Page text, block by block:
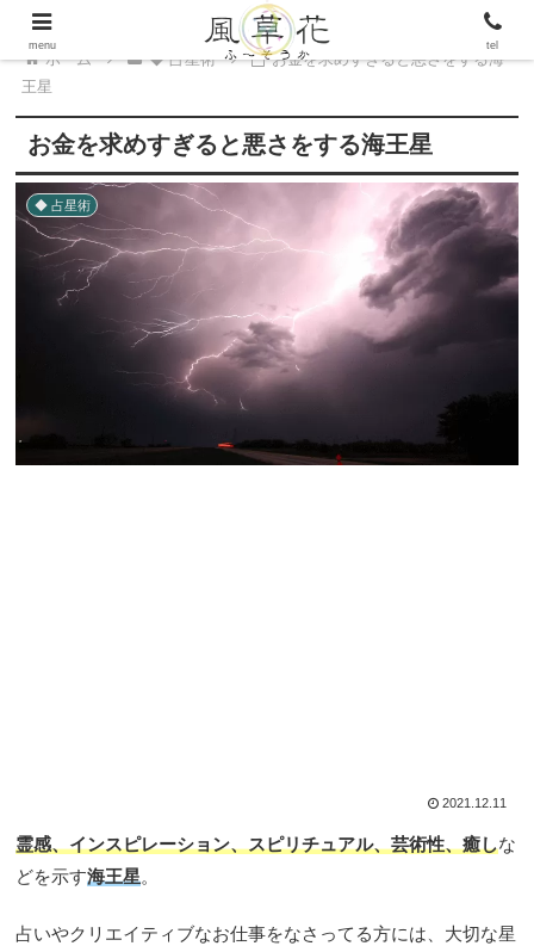
ホーム ◆ 占星術
お金を求めすぎると悪さをする海
王星
お金を求めすぎると悪さをする海王星
◆ 占星術
2021.12.11
霊感、インスピレーション、スピリチュアル、芸術性、癒しな
どを示す海王星。
占いやクリエイティブなお仕事をなさってる方には、大切な星
menu tel